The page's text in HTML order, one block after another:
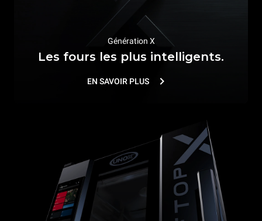
Génération X
Les fours les plus intelligents.
EN SAVOIR PLUS